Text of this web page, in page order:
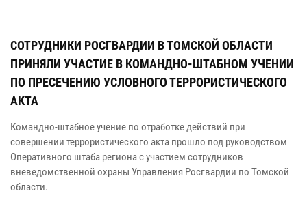
СОТРУДНИКИ РОСГВАРДИИ В ТОМСКОЙ ОБЛАСТИ
ПРИНЯЛИ УЧАСТИЕ В КОМАНДНО-ШТАБНОМ УЧЕНИИ
ПО ПРЕСЕЧЕНИЮ УСЛОВНОГО ТЕРРОРИСТИЧЕСКОГО
АКТА
Командно-штабное учение по отработке действий при
совершении террористического акта прошло под руководством
Оперативного штаба региона с участием сотрудников
вневедомственной охраны Управления Росгвардии по Томской
области.